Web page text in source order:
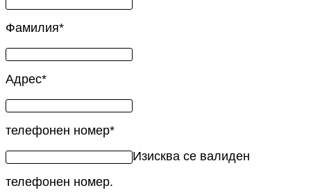
Фамилия*
Адрес*
телефонен номер*
Изисква се валиден
телефонен номер.